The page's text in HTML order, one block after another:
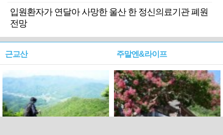
입원환자가 연달아 사망한 울산 한 정신의료기관 폐원
전망
근교산 주말엔&라이프